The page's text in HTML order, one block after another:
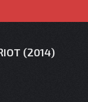
(2014)